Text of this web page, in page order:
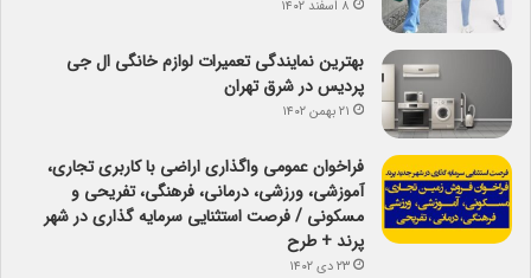
۸ اسفند ۱۴۰۲
بهترین نمایندگی تعمیرات لوازم خانگی ال جی
پردیس در شرق تهران
۲۱ بهمن ۱۴۰۲
فراخوان عمومی واگذاری اراضی با کاربری تجاری،
آموزشی، ورزشی، درمانی، فرهنگی، تفریحی و
مسکونی / فرصت استثنایی سرمایه گذاری در شهر
پرند + طرح
۲۳ دی ۱۴۰۲